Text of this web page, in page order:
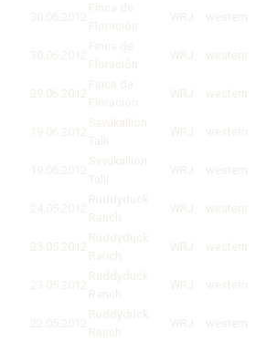
30.06.2012
Finca de
Floración
WRJ western
30.06.2012
Finca de
Floración
WRJ western
29.06.2012
Finca de
Floración
WRJ western
19.06.2012
Savukallion
Talli
WRJ western
19.06.2012
Savukallion
Talli
WRJ western
24.05.2012
Ruddyduck
Ranch
WRJ western
23.05.2012
Ruddyduck
Ranch
WRJ western
23.05.2012
Ruddyduck
Ranch
WRJ western
22.05.2012
Ruddyduck
Ranch
WRJ western